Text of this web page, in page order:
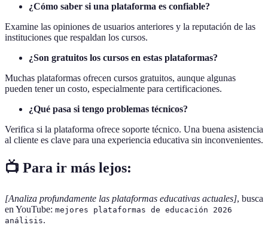
¿Cómo saber si una plataforma es confiable?
Examine las opiniones de usuarios anteriores y la reputación de las
instituciones que respaldan los cursos.
¿Son gratuitos los cursos en estas plataformas?
Muchas plataformas ofrecen cursos gratuitos, aunque algunas
pueden tener un costo, especialmente para certificaciones.
¿Qué pasa si tengo problemas técnicos?
Verifica si la plataforma ofrece soporte técnico. Una buena asistencia
al cliente es clave para una experiencia educativa sin inconvenientes.
📺 Para ir más lejos:
[Analiza profundamente las plataformas educativas actuales], busca
en YouTube: mejores plataformas de educación 2026
análisis.